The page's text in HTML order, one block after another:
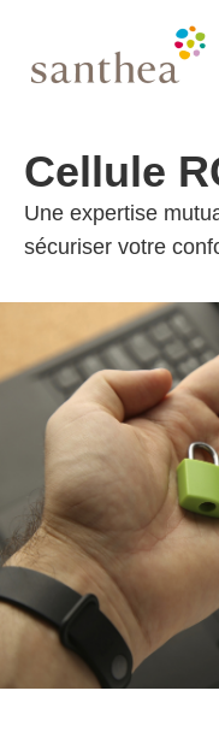
Cellule
Une expertise
sécuriser votre